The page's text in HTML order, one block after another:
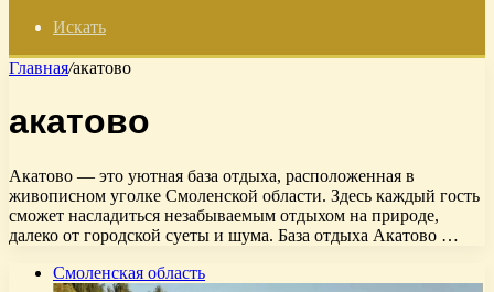
Искать
Главная/акатово
акатово
Акатово — это уютная база отдыха, расположенная в
живописном уголке Смоленской области. Здесь каждый гость
сможет насладиться незабываемым отдыхом на природе,
далеко от городской суеты и шума. База отдыха Акатово …
Смоленская область